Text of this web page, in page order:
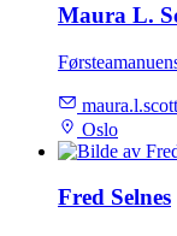
Maura L.
Oslo
Fred Selnes